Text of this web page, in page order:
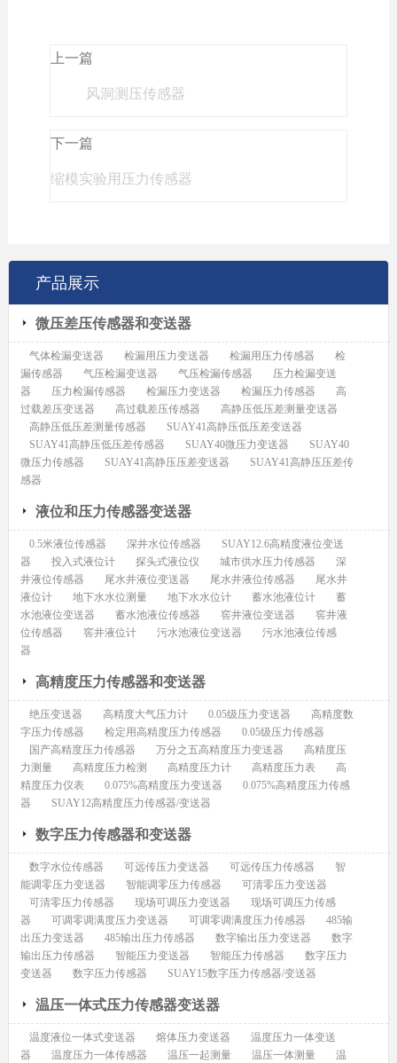
上一篇
风洞测压传感器
下一篇
缩模实验用压力传感器
产品展示
微压差压传感器和变送器
气体检漏变送器 检漏用压力变送器 检漏用压力传感器
检
漏传感器
气压检漏变送器 气压检漏传感器
压力检漏变送
器
压力检漏传感器 检漏压力变送器 检漏压力传感器
高
过载差压变送器
高过载差压传感器
高静压低压差测量变送器
高静压低压差测量传感器
SUAY41高静压低压差变送器
SUAY41高静压低压差传感器
SUAY40微压力变送器
SUAY40
微压力传感器
SUAY41高静压压差变送器
SUAY41高静压压差传
感器
液位和压力传感器变送器
0.5米液位传感器 深井水位传感器
SUAY12.6高精度液位变送
器
投入式液位计 探头式液位仪 城市供水压力传感器
深
井液位传感器
尾水井液位变送器 尾水井液位传感器
尾水井
液位计
地下水水位测量 地下水水位计 蓄水池液位计
蓄
水池液位变送器
蓄水池液位传感器 窖井液位变送器
窖井液
位传感器
窖井液位计 污水池液位变送器
污水池液位传感
器
高精度压力传感器和变送器
绝压变送器 高精度大气压力计 0.05级压力变送器
高精度数
字压力传感器
检定用高精度压力传感器
0.05级压力传感器
国产高精度压力传感器
万分之五高精度压力变送器
高精度压
力测量
高精度压力检测 高精度压力计 高精度压力表
高
精度压力仪表
0.075%高精度压力变送器
0.075%高精度压力传感
器
SUAY12高精度压力传感器/变送器
数字压力传感器和变送器
数字水位传感器 可远传压力变送器 可远传压力传感器
智
能调零压力变送器
智能调零压力传感器
可清零压力变送器
可清零压力传感器
现场可调压力变送器
现场可调压力传感
器
可调零调满度压力变送器 可调零调满度压力传感器
485输
出压力变送器
485输出压力传感器 数字输出压力变送器
数字
输出压力传感器
智能压力变送器 智能压力传感器
数字压力
变送器
数字压力传感器 SUAY15数字压力传感器/变送器
温压一体式压力传感器变送器
温度液位一体式变送器 熔体压力变送器
温度压力一体变送
器
温度压力一体传感器 温压一起测量 温压一体测量
温